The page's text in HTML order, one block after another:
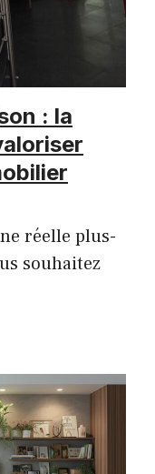
: la
réelle plus-
souhaitez